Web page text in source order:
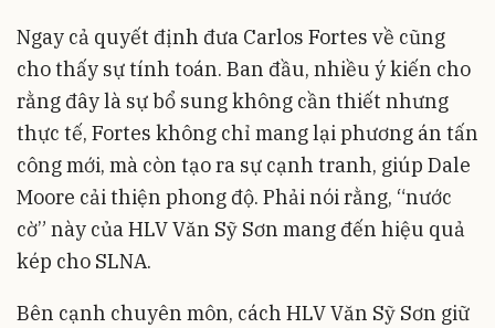
Ngay cả quyết định đưa Carlos Fortes về cũng
cho thấy sự tính toán. Ban đầu, nhiều ý kiến cho
rằng đây là sự bổ sung không cần thiết nhưng
thực tế, Fortes không chỉ mang lại phương án tấn
công mới, mà còn tạo ra sự cạnh tranh, giúp Dale
Moore cải thiện phong độ. Phải nói rằng, “nước
cờ” này của HLV Văn Sỹ Sơn mang đến hiệu quả
kép cho SLNA.
Bên cạnh chuyên môn, cách HLV Văn Sỹ Sơn giữ